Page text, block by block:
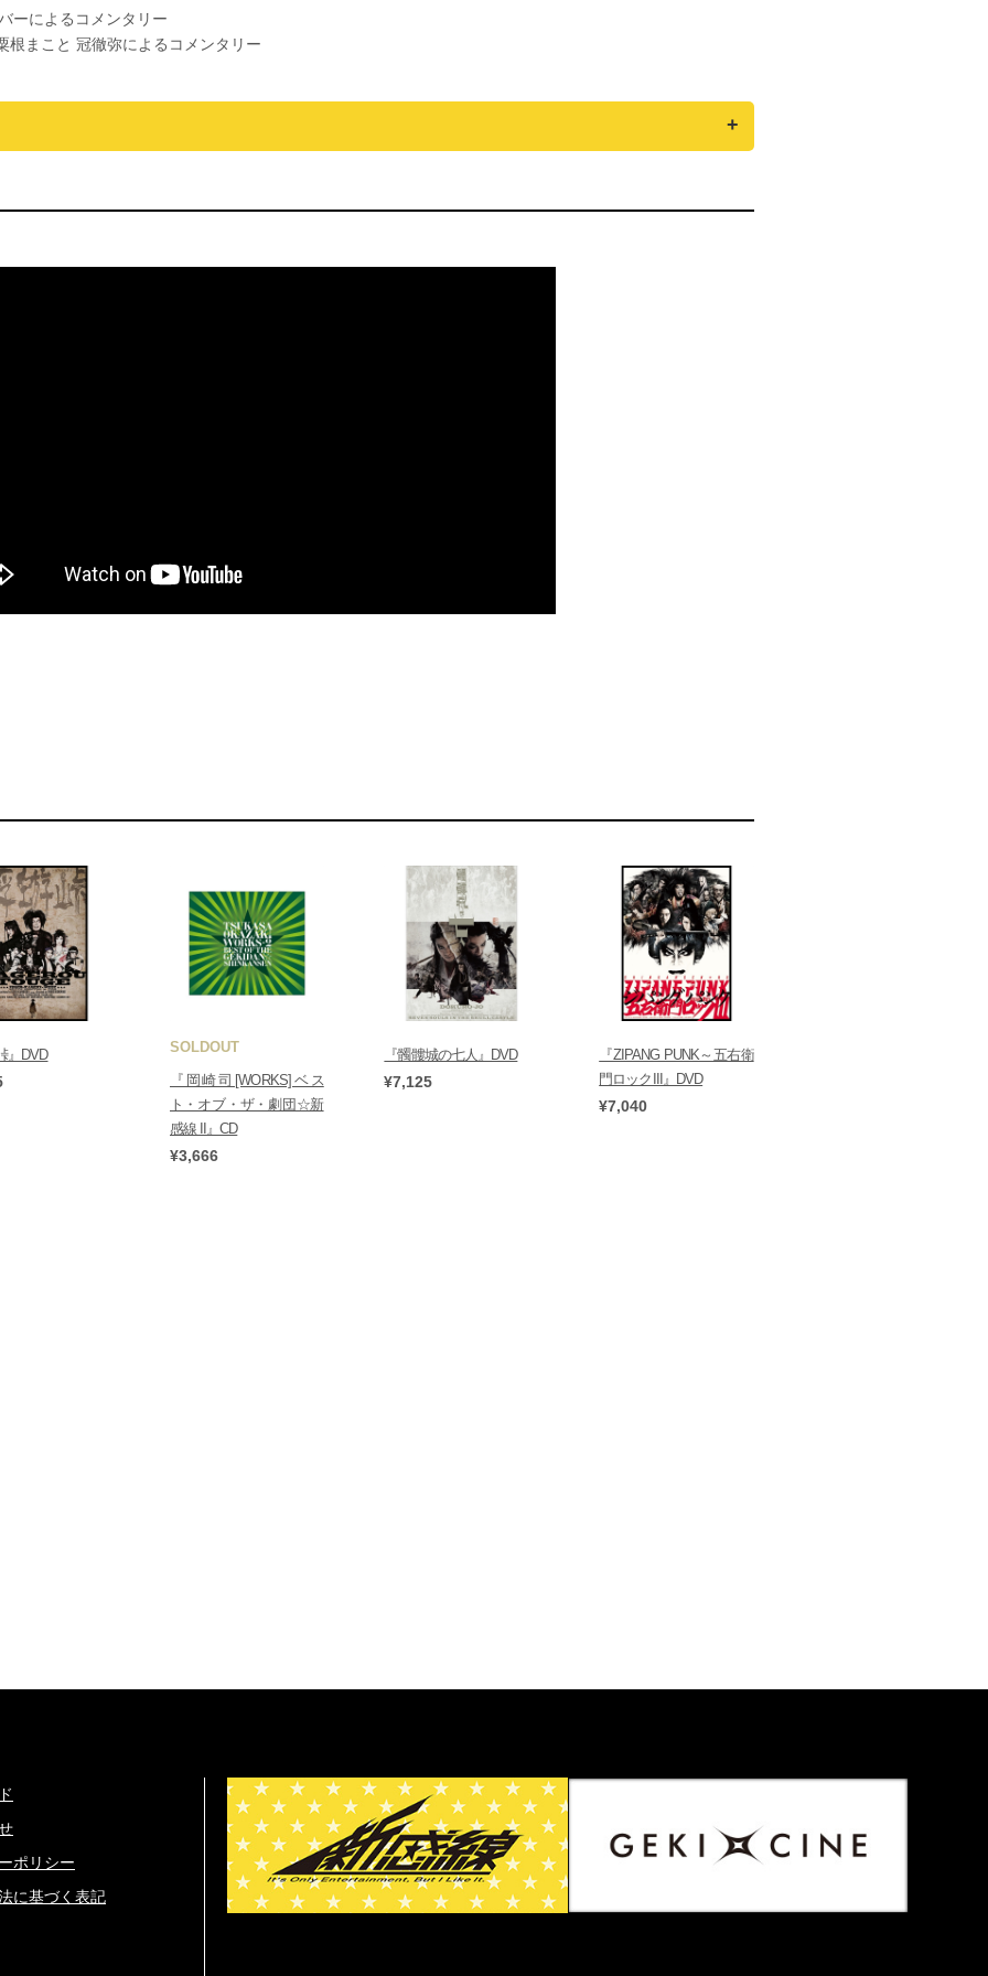
ーによるコメンタリー
根まこと 冠徹弥によるコメンタリー
』DVD
SOLDOUT
『岡崎司[WORKS]ベス
ト・オブ・ザ・劇団☆新
感線 II』CD
¥3,666
『髑髏城の七人』DVD
¥7,125
『ZIPANG PUNK～五右衛
門ロックIII』DVD
¥7,040
ポリシー
に基づく表記